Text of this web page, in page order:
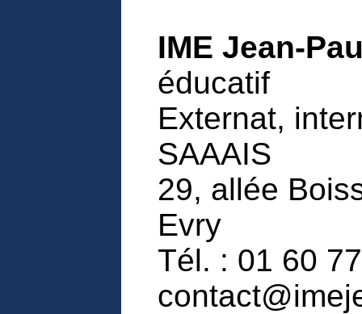
IME Jean-
éducatif
Externat,
SAAAIS
29, allée
Evry
Tél. : 01 60